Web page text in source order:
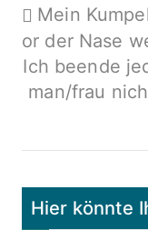
Mein
or der Nase
Ich beende
man/frau
Hier könnte